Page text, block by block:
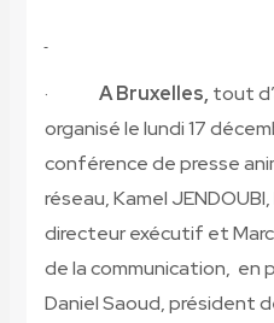
· A Bruxelles, tout
organisé le lundi 17
conférence de presse
réseau, Kamel
directeur exécutif et Marc
de la communication, en
Daniel Saoud, président